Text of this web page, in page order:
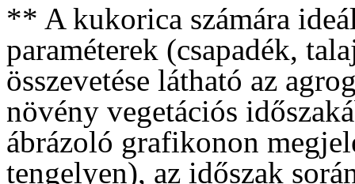
** A kukorica számára
paraméterek (csapadék,
összevetése látható az
növény vegetációs
ábrázoló grafikonon
tengelyen), az időszak